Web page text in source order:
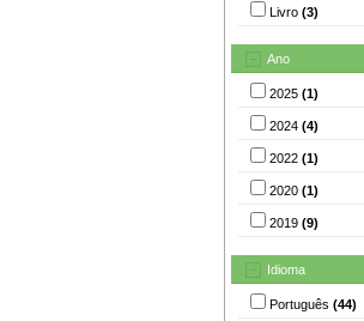
Livro (3)
Ano
2025 (1)
2024 (4)
2022 (1)
2020 (1)
2019 (9)
Idioma
Português (44)